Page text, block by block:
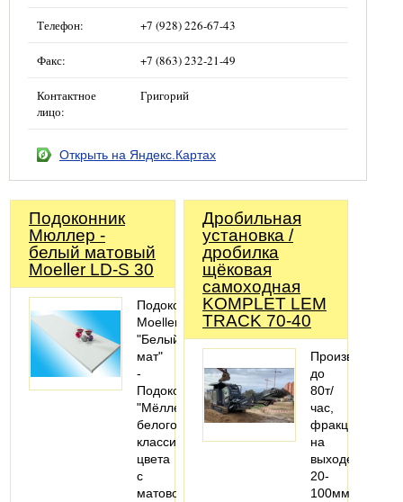
Телефон: +7 (928) 226-67-43
Факс: +7 (863) 232-21-49
Контактное
лицо:
Григорий
Открыть на Яндекс.Картах
Подоконник
Мюллер -
белый матовый
Moeller LD-S 30
Подоконник
Moeller
"Белый
мат"
-
Подоконник
"Мёллер"
белого
классического
цвета
с
матовой
Дробильная
установка /
дробилка
щёковая
самоходная
KOMPLET LEM
TRACK 70-40
до
80т/
час,
фракция
на
выходе
20-
100мм,